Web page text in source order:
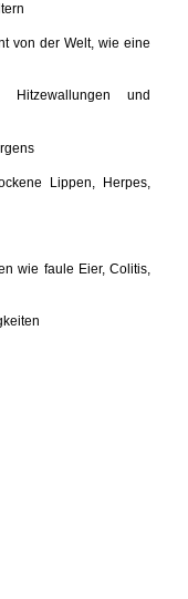
von der Welt, wie eine
Hitzewallungen und
Lippen, Herpes,
wie faule Eier, Colitis,